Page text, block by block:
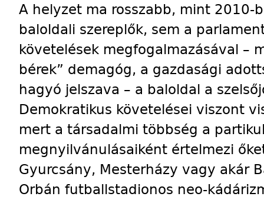
A helyzet ma rosszabb, mint 2010-
baloldali szereplők, sem a
követelések megfogalmazásával –
bérek” demagóg, a gazdasági
hagyó jelszava – a baloldal a
Demokratikus követelései viszont
mert a társadalmi többség a
megnyilvánulásaiként értelmezi
Gyurcsány, Mesterházy vagy akár
Orbán futballstadionos neo-